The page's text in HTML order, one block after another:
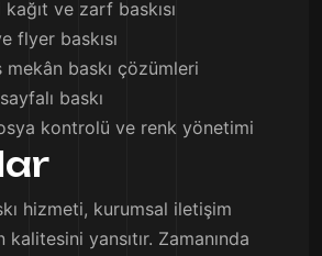
ve zarf baskısı
flyer baskısı
mekân baskı çözümleri
baskı
kontrolü ve renk yönetimi
hizmeti, kurumsal iletişim
yansıtır. Zamanında